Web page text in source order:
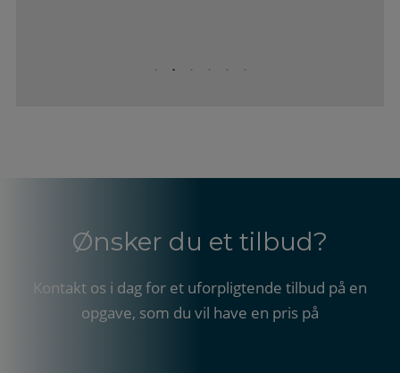
Ønsker du et tilbud?
Kontakt os i dag for et uforpligtende tilbud på en
opgave, som du vil have en pris på